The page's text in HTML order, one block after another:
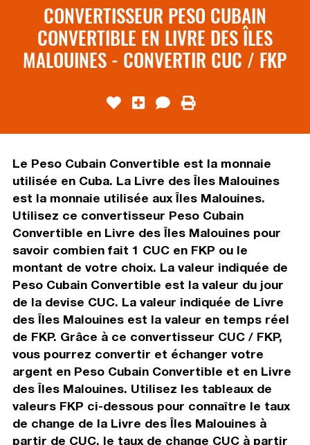
CONVERTISSEUR PESO CUBAIN
CONVERTIBLE EN LIVRE DES ÎLES
MALOUINES - CONVERTIR CUC / FKP
Le Peso Cubain Convertible est la monnaie
utilisée en Cuba. La Livre des Îles Malouines
est la monnaie utilisée aux Îles Malouines.
Utilisez ce convertisseur Peso Cubain
Convertible en Livre des Îles Malouines pour
savoir combien fait 1 CUC en FKP ou le
montant de votre choix. La valeur indiquée de
Peso Cubain Convertible est la valeur du jour
de la devise CUC. La valeur indiquée de Livre
des Îles Malouines est la valeur en temps réel
de FKP. Grâce à ce convertisseur CUC / FKP,
vous pourrez convertir et échanger votre
argent en Peso Cubain Convertible et en Livre
des Îles Malouines. Utilisez les tableaux de
valeurs FKP ci-dessous pour connaître le taux
de change de la Livre des Îles Malouines à
partir de CUC, le taux de change CUC à partir